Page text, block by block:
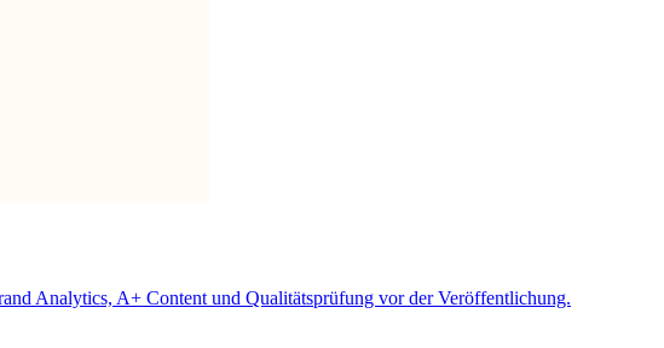
Analytics, A+ Content und Qualitätsprüfung vor der Veröffentlichung.